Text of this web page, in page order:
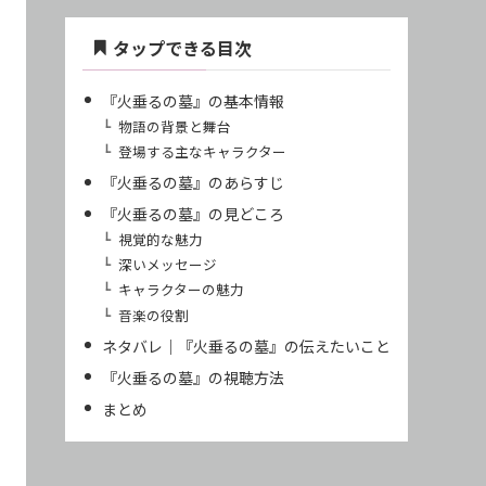
タップできる目次
『火垂るの墓』の基本情報
物語の背景と舞台
登場する主なキャラクター
『火垂るの墓』のあらすじ
『火垂るの墓』の見どころ
視覚的な魅力
深いメッセージ
キャラクターの魅力
音楽の役割
ネタバレ｜『火垂るの墓』の伝えたいこと
『火垂るの墓』の視聴方法
まとめ